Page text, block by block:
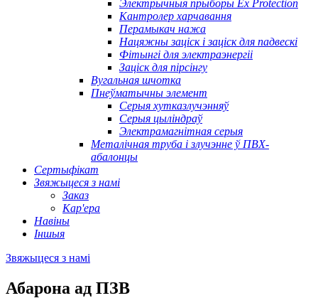
Электрычныя прыборы Ex Protection
Кантролер харчавання
Перамыкач нажа
Нацяжны заціск і заціск для падвескі
Фітынгі для электраэнергіі
Заціск для пірсінгу
Вугальная шчотка
Пнеўматычны элемент
Серыя хутказлучэнняў
Серыя цыліндраў
Электрамагнітная серыя
Металічная труба і злучэнне ў ПВХ-
абалонцы
Сертыфікат
Звяжыцеся з намі
Заказ
Кар'ера
Навіны
Іншыя
Звяжыцеся з намі
Абарона ад ПЗВ